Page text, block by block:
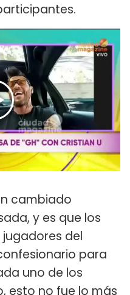
cambiado
y es que los
del
para
uno de los
esto no fue lo más